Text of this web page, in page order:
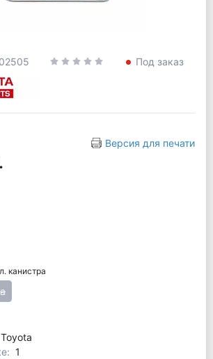
Под заказ
Версия для печати
канистра
Toyota
1